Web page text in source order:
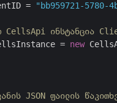
= "bb959721-5780-
CellsApi ინსტანცია
= new
JSON ფაილის